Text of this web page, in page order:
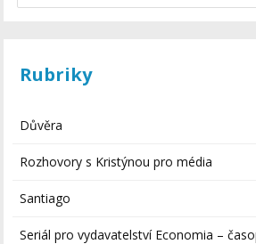
Rubriky
Důvěra
Rozhovory s Kristýnou pro média
Santiago
Seriál pro vydavatelství Economia –